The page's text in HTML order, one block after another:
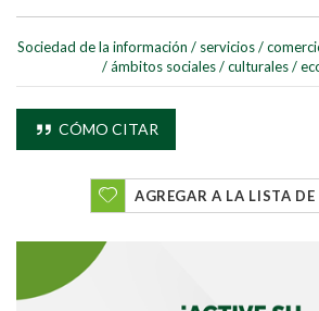
Sociedad de la información / servicios /
/ ámbitos sociales / culturales /
CÓMO CITAR
AGREGAR A LA LISTA DE